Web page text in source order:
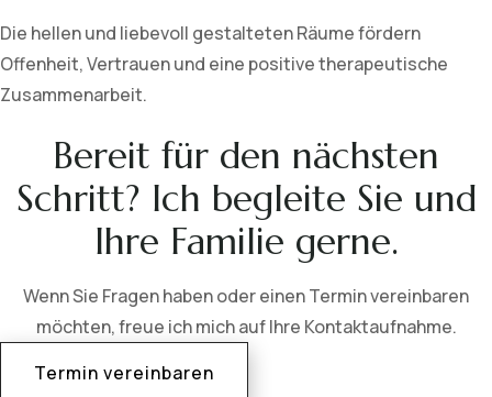
Die hellen und liebevoll gestalteten Räume fördern
Offenheit, Vertrauen und eine positive therapeutische
Zusammenarbeit.
Bereit für den nächsten
Schritt? Ich begleite Sie und
Ihre Familie gerne.
Wenn Sie Fragen haben oder einen Termin vereinbaren
möchten, freue ich mich auf Ihre Kontaktaufnahme.
Termin vereinbaren